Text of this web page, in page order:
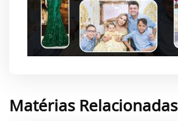
Matérias Relacionadas